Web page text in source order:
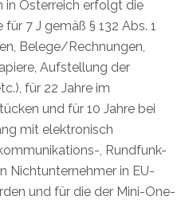
in Österreich erfolgt die
7 J gemäß § 132 Abs. 1
Belege/Rechnungen,
Aufstellung der
für 22 Jahre im
und für 10 Jahre bei
mit elektronisch
, Rundfunk-
Nichtunternehmer in EU-
und für die der Mini-One-